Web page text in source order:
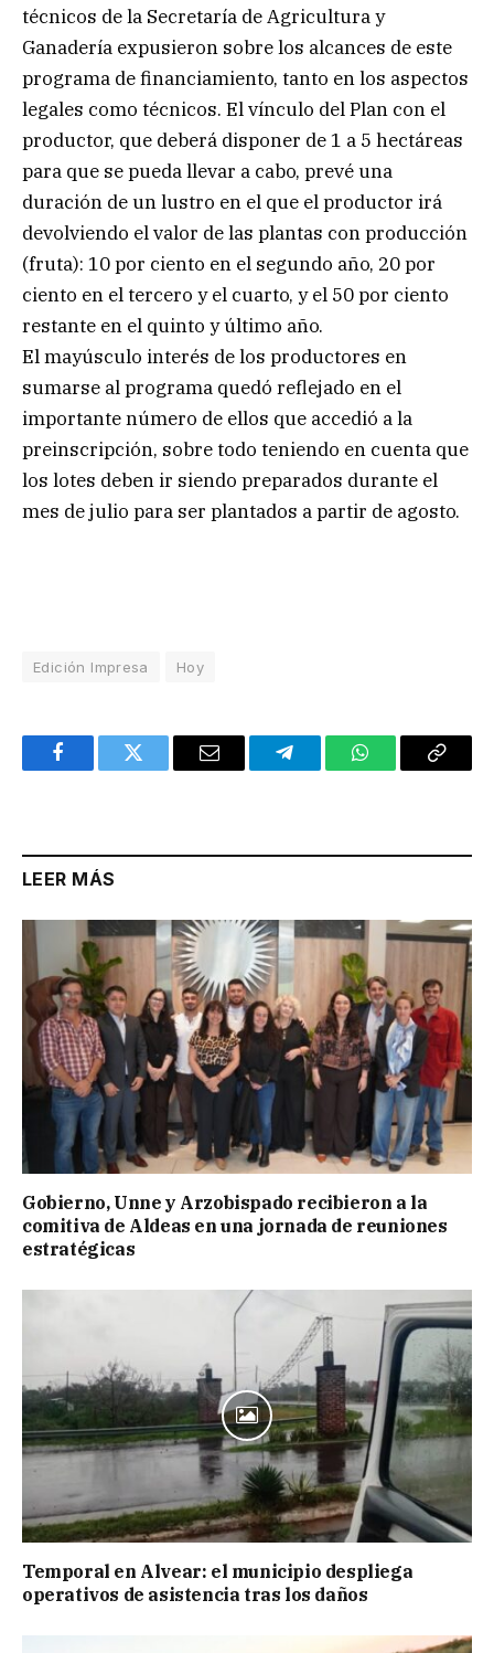
técnicos de la Secretaría de Agricultura y
Ganadería expusieron sobre los alcances de este
programa de financiamiento, tanto en los aspectos
legales como técnicos. El vínculo del Plan con el
productor, que deberá disponer de 1 a 5 hectáreas
para que se pueda llevar a cabo, prevé una
duración de un lustro en el que el productor irá
devolviendo el valor de las plantas con producción
(fruta): 10 por ciento en el segundo año, 20 por
ciento en el tercero y el cuarto, y el 50 por ciento
restante en el quinto y último año.
El mayúsculo interés de los productores en
sumarse al programa quedó reflejado en el
importante número de ellos que accedió a la
preinscripción, sobre todo teniendo en cuenta que
los lotes deben ir siendo preparados durante el
mes de julio para ser plantados a partir de agosto.
Edición Impresa Hoy
FacebookTwitter Email TelegramWhatsAppCopy
LEER MÁS
Gobierno, Unne y Arzobispado recibieron a la
comitiva de Aldeas en una jornada de reuniones
estratégicas
Temporal en Alvear: el municipio despliega
operativos de asistencia tras los daños